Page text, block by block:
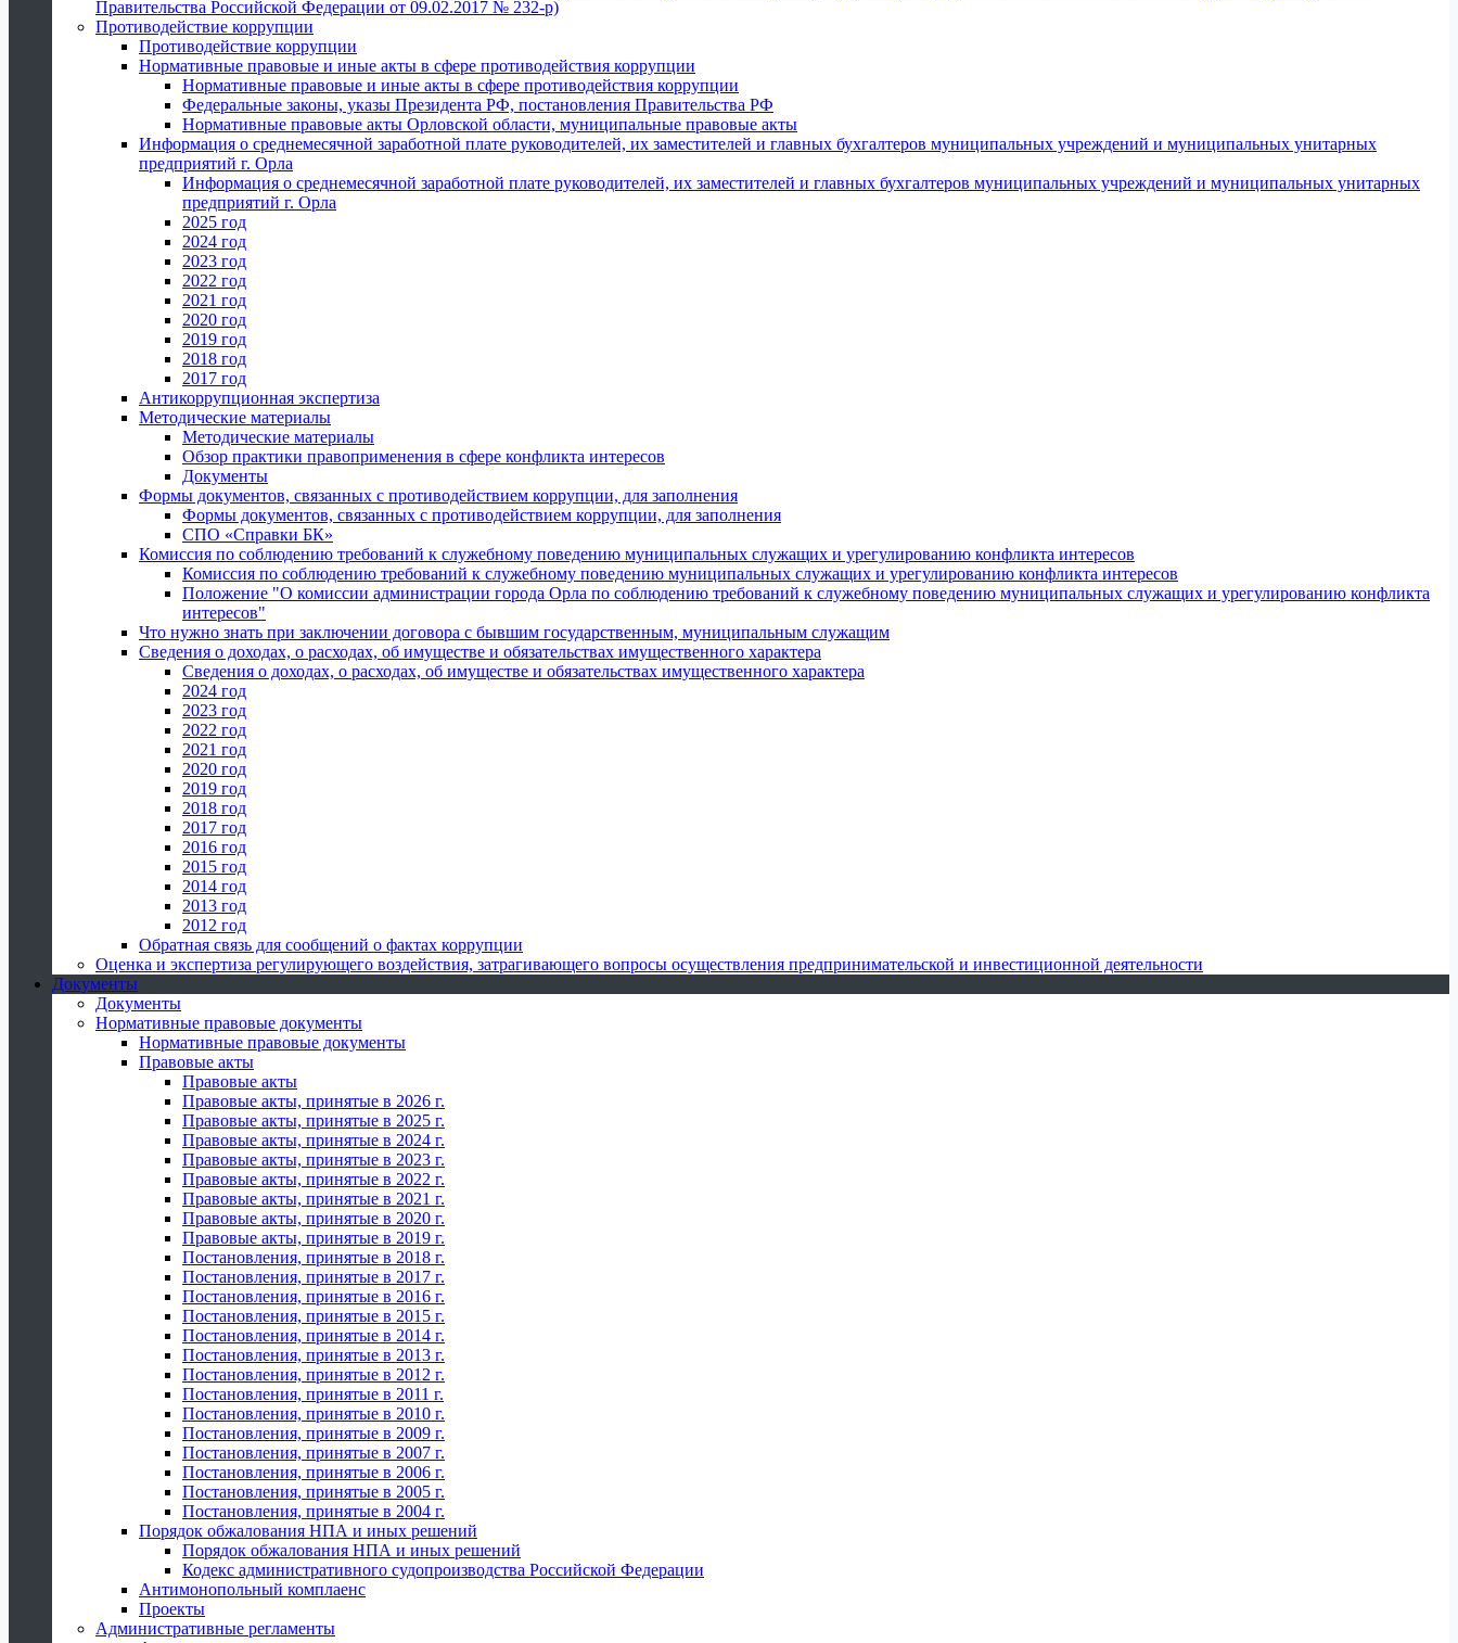
Правительства Российской Федерации от 09.02.2017 № 232-р)
Противодействие коррупции
Противодействие коррупции
Нормативные правовые и иные акты в сфере противодействия коррупции
Нормативные правовые и иные акты в сфере противодействия коррупции
Федеральные законы, указы Президента РФ, постановления Правительства РФ
Нормативные правовые акты Орловской области, муниципальные правовые акты
Информация о среднемесячной заработной плате руководителей, их заместителей и главных бухгалтеров муниципальных учреждений и муниципальных унитарных
предприятий г. Орла
Информация о среднемесячной заработной плате руководителей, их заместителей и главных бухгалтеров муниципальных учреждений и муниципальных унитарных
предприятий г. Орла
2025 год
2024 год
2023 год
2022 год
2021 год
2020 год
2019 год
2018 год
2017 год
Антикоррупционная экспертиза
Методические материалы
Методические материалы
Обзор практики правоприменения в сфере конфликта интересов
Документы
Формы документов, связанных с противодействием коррупции, для заполнения
Формы документов, связанных с противодействием коррупции, для заполнения
СПО «Справки БК»
Комиссия по соблюдению требований к служебному поведению муниципальных служащих и урегулированию конфликта интересов
Комиссия по соблюдению требований к служебному поведению муниципальных служащих и урегулированию конфликта интересов
Положение "О комиссии администрации города Орла по соблюдению требований к служебному поведению муниципальных служащих и урегулированию конфликта
интересов"
Что нужно знать при заключении договора с бывшим государственным, муниципальным служащим
Сведения о доходах, о расходах, об имуществе и обязательствах имущественного характера
Сведения о доходах, о расходах, об имуществе и обязательствах имущественного характера
2024 год
2023 год
2022 год
2021 год
2020 год
2019 год
2018 год
2017 год
2016 год
2015 год
2014 год
2013 год
2012 год
Обратная связь для сообщений о фактах коррупции
Оценка и экспертиза регулирующего воздействия, затрагивающего вопросы осуществления предпринимательской и инвестиционной деятельности
Документы
Документы
Нормативные правовые документы
Нормативные правовые документы
Правовые акты
Правовые акты
Правовые акты, принятые в 2026 г.
Правовые акты, принятые в 2025 г.
Правовые акты, принятые в 2024 г.
Правовые акты, принятые в 2023 г.
Правовые акты, принятые в 2022 г.
Правовые акты, принятые в 2021 г.
Правовые акты, принятые в 2020 г.
Правовые акты, принятые в 2019 г.
Постановления, принятые в 2018 г.
Постановления, принятые в 2017 г.
Постановления, принятые в 2016 г.
Постановления, принятые в 2015 г.
Постановления, принятые в 2014 г.
Постановления, принятые в 2013 г.
Постановления, принятые в 2012 г.
Постановления, принятые в 2011 г.
Постановления, принятые в 2010 г.
Постановления, принятые в 2009 г.
Постановления, принятые в 2007 г.
Постановления, принятые в 2006 г.
Постановления, принятые в 2005 г.
Постановления, принятые в 2004 г.
Порядок обжалования НПА и иных решений
Порядок обжалования НПА и иных решений
Кодекс административного судопроизводства Российской Федерации
Антимонопольный комплаенс
Проекты
Административные регламенты